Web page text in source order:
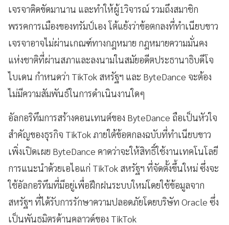
เจรจาติดขัดมานาน และทำให้ผู้1วิจารณ์ รวมถึงสมาชิก
พรรคการเมืองของทรัมป์เอง โต้แย้งว่าข้อตกลงที่ทำเนียบขาว
เจรจาอาจไม่ผ่านเกณฑ์ทางกฎหมาย กฎหมายความมั่นคง
แห่งชาติที่ผ่านสภาและลงนามในสมัยอดีตประธานาธิบดีโจ
ไบเดน กำหนดว่า TikTok สหรัฐฯ และ ByteDance จะต้อง
ไม่มีความสัมพันธ์ในการดำเนินงานใดๆ
อัลกอริทึมการสร้างคอนเทนต์ของ ByteDance ถือเป็นหัวใจ
สำคัญของธุรกิจ TikTok ภายใต้ข้อตกลงฉบับที่ทำเนียบขาว
เพิ่งเปิดเผย ByteDance คาดว่าจะให้สิทธิ์ใช้งานเทคโนโลยี
การแนะนำด้วยเอไอแก่ TikTok สหรัฐฯ ที่จัดตั้งขึ้นใหม่ ซึ่งจะ
ใช้อัลกอริทึมที่มีอยู่เพื่อฝึกฝนระบบใหม่โดยใช้ข้อมูลจาก
สหรัฐฯ ที่ได้รับการรักษาความปลอดภัยโดยบริษัท Oracle ซึ่ง
เป็นพันธมิตรด้านคลาวด์ของ TikTok